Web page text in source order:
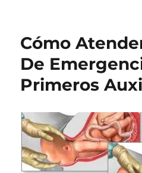
Cómo
De
Primeros